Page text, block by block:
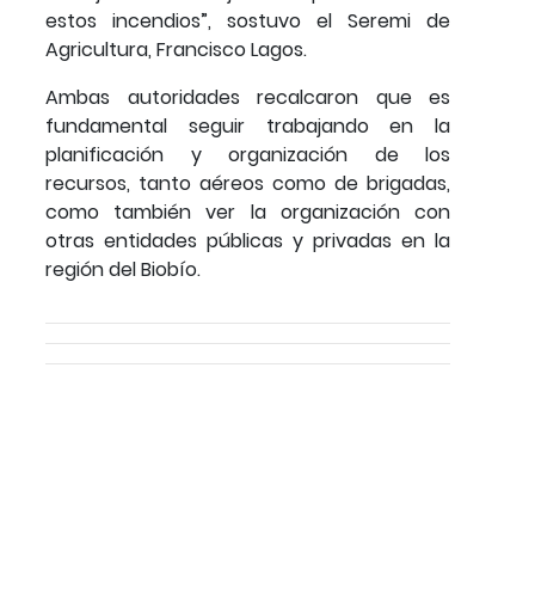
estos incendios”, sostuvo el Seremi de
Agricultura, Francisco Lagos.
Ambas autoridades recalcaron que es
fundamental seguir trabajando en la
planificación y organización de los
recursos, tanto aéreos como de brigadas,
como también ver la organización con
otras entidades públicas y privadas en la
región del Biobío.